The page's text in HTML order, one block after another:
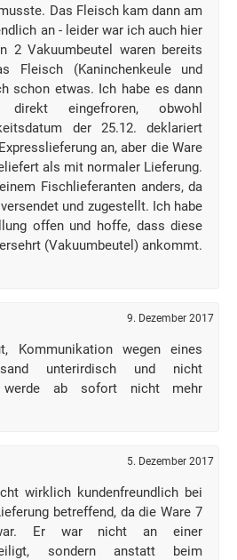
Das Fleisch kam dann am
an - leider war ich auch hier
2 Vakuumbeutel waren bereits
Fleisch (Kaninchenkeule und
schon etwas. Ich habe es dann
direkt eingefroren, obwohl
der 25.12. deklariert
an, aber die Ware
als mit normaler Lieferung.
Fischlieferanten anders, da
und zugestellt. Ich habe
offen und hoffe, dass diese
(Vakuumbeutel) ankommt.
9. Dezember 2017
Kommunikation wegen eines
unterirdisch und nicht
werde ab sofort nicht mehr
5. Dezember 2017
wirklich kundenfreundlich bei
betreffend, da die Ware 7
Er war nicht an einer
sondern anstatt beim